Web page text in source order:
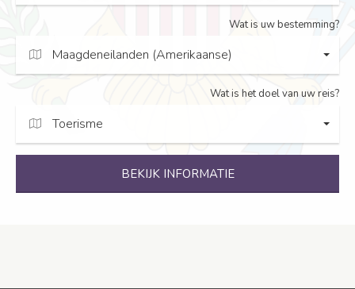
Wat is uw bestemming?
Maagdeneilanden (Amerikaanse)
Wat is het doel van uw reis?
Toerisme
BEKIJK INFORMATIE